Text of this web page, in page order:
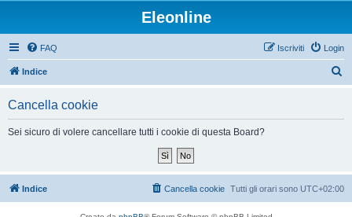
Eleonline
FAQ Login
Iscriviti
Indice
Cancella cookie
Sei sicuro di volere cancellare tutti i cookie di questa Board?
Indice Tutti gli orari sono UTC+02:00
Cancella cookie